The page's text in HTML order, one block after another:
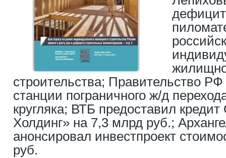
строительства; Правительство
станции пограничного ж/д
кругляка; ВТБ предоставил
Холдинг» на 7,3 млрд руб.;
анонсировал инвестпроект
руб.